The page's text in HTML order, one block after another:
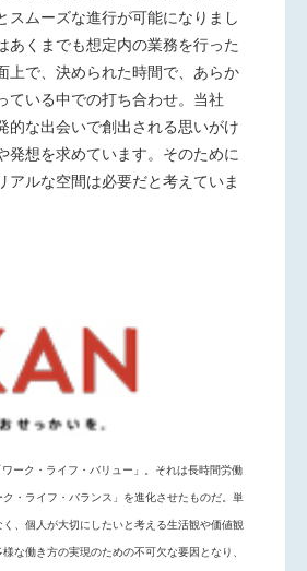
スムーズな進行が可能になりまし
あくまでも想定内の業務を行った
上で、決められた時間で、あらか
ている中での打ち合わせ。当社
的な出会いで創出される思いがけ
発想を求めています。そのために
アルな空間は必要だと考えていま
ーク・ライフ・バリュー」。それは長時間労働
・ライフ・バランス」を進化させたものだ。単
、個人が大切にしたいと考える生活観や価値観
な働き方の実現のための不可欠な要因となり、